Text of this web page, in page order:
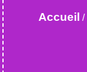
Accueil /